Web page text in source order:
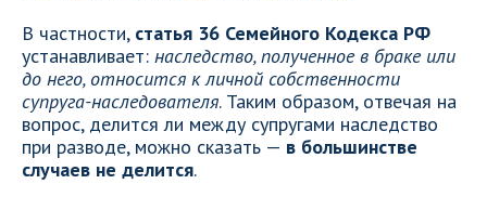
В частности, статья 36 Семейного Кодекса РФ
устанавливает: наследство, полученное в браке или
до него, относится к личной собственности
супруга-наследователя. Таким образом, отвечая на
вопрос, делится ли между супругами наследство
при разводе, можно сказать — в большинстве
случаев не делится.